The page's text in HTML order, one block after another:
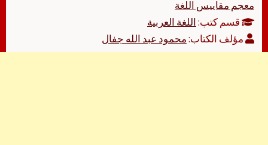
معجم مقاييس اللغة
قسم كتب:اللغة العربية
مؤلف الكتاب:محمود عبد الله جفال